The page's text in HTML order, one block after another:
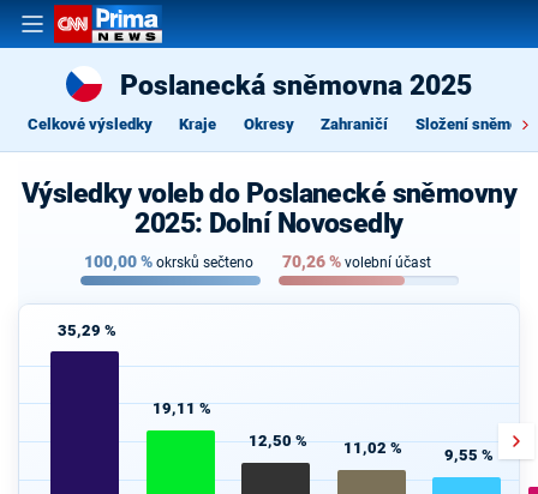
Poslanecká sněmovna 2025
Celkové výsledky Kraje Okresy Zahraničí Složení
Výsledky voleb do Poslanecké sněmovny
2025: Dolní Novosedly
100,00% okrsků sečteno 70,26% volební účast
35,29 %
19,11 %
12,50 % 11,02 % 9,55 %